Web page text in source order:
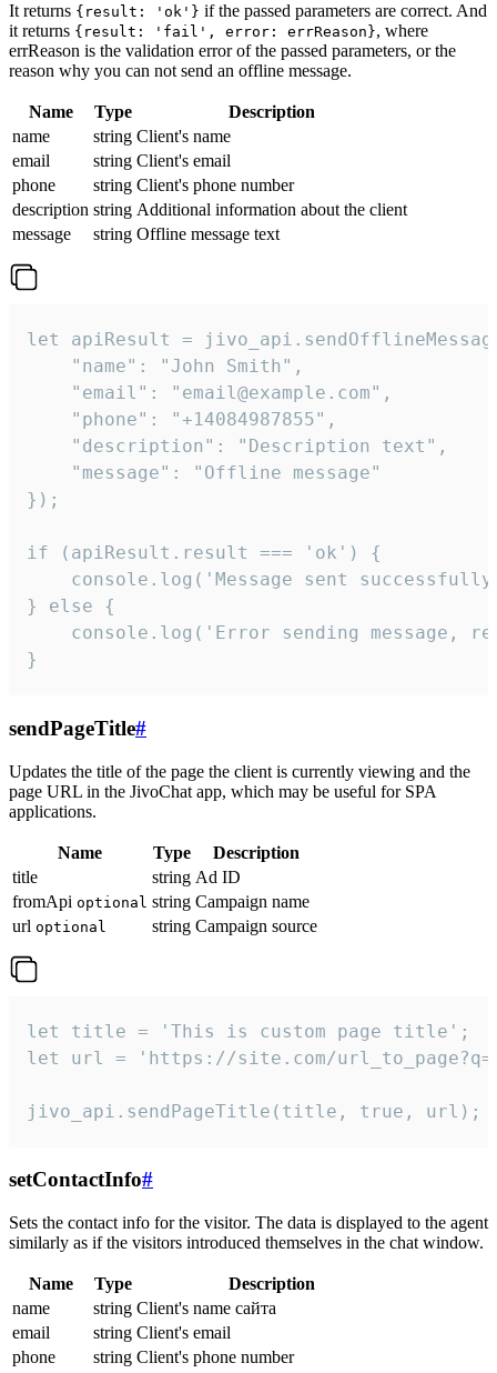
It returns {result: 'ok'} if the passed parameters are correct. And
it returns {result: 'fail', error: errReason}, where
errReason is the validation error of the passed parameters, or the
reason why you can not send an offline message.
Name Type
Description
name
string Client's name
email
string Client's email
phone
string Client's phone number
description string Additional information about the client
message
string Offline message text
let apiResult =
    "name": "John Smith",
    "email": "email@example.com",
    "phone": "+14084987855",
    "description": "Description text",
    "message": "Offline message"
});
if (apiResult.result === 'ok') {
console.log('Message sent
} else {
console.log('Error sending message,
}
sendPageTitle#
Updates the title of the page the client is currently viewing and the
page URL in the JivoChat app, which may be useful for SPA
applications.
Name Type
Description
title
string Ad ID
fromApi optional string Campaign name
url optional string Campaign source
let title = 'This is custom page title';
let url = 'https://site.com/
jivo_api.sendPageTitle(title, true, url);
setContactInfo#
Sets the contact info for the visitor. The data is displayed to the agent
similarly as if the visitors introduced themselves in the chat window.
Name Type
Description
name
string Client's name сайта
email
string Client's email
phone
string Client's phone number